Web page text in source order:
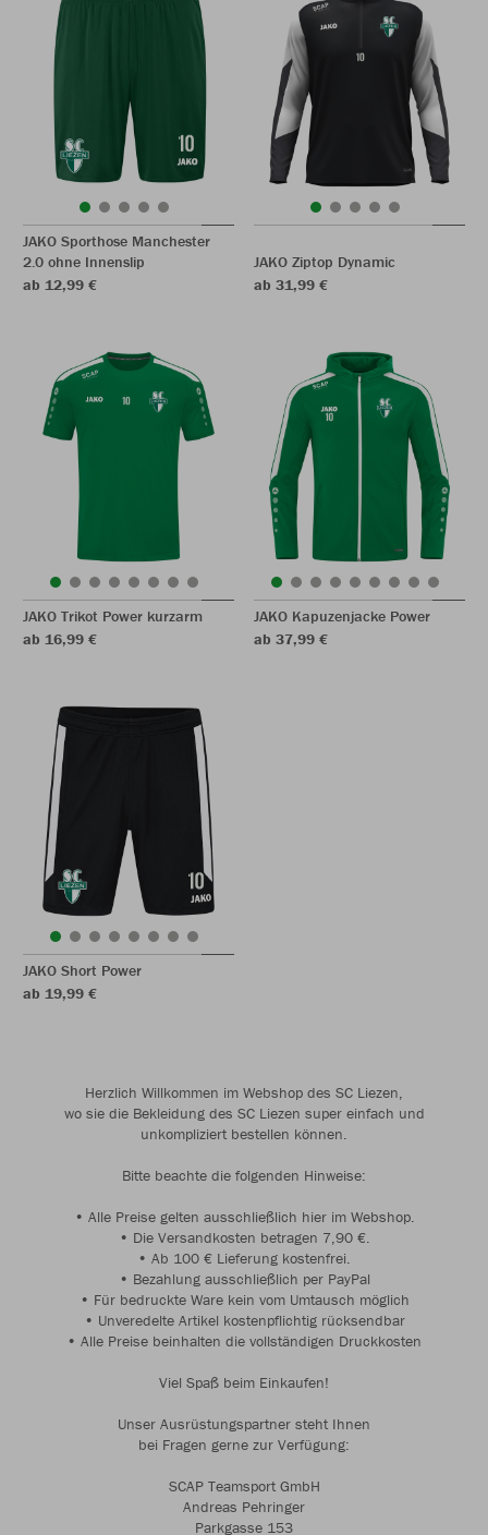
JAKO Sporthose Manchester
2.0 ohne Innenslip
ab 12,99 €
JAKO Ziptop Dynamic
ab 31,99 €
JAKO Trikot Power kurzarm
ab 16,99 €
JAKO Kapuzenjacke Power
ab 37,99 €
JAKO Short Power
ab 19,99 €
Herzlich Willkommen im Webshop des SC Liezen,
wo sie die Bekleidung des SC Liezen super einfach und
unkompliziert bestellen können.
Bitte beachte die folgenden Hinweise:
• Alle Preise gelten ausschließlich hier im Webshop.
• Die Versandkosten betragen 7,90 €.
• Ab 100 € Lieferung kostenfrei.
• Bezahlung ausschließlich per PayPal
• Für bedruckte Ware kein vom Umtausch möglich
• Unveredelte Artikel kostenpflichtig rücksendbar
• Alle Preise beinhalten die vollständigen Druckkosten
Viel Spaß beim Einkaufen!
Unser Ausrüstungspartner steht Ihnen
bei Fragen gerne zur Verfügung:
SCAP Teamsport GmbH
Andreas Pehringer
Parkgasse 153